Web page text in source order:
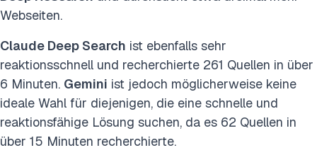
Webseiten.
Claude Deep Search ist ebenfalls sehr
reaktionsschnell und recherchierte 261 Quellen in über
6 Minuten. Gemini ist jedoch möglicherweise keine
ideale Wahl für diejenigen, die eine schnelle und
reaktionsfähige Lösung suchen, da es 62 Quellen in
über 15 Minuten recherchierte.